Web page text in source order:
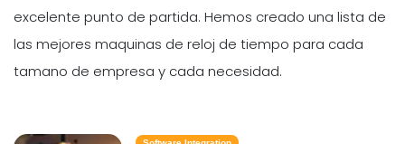
excelente punto de partida. Hemos creado una lista de
las mejores maquinas de reloj de tiempo para cada
tamano de empresa y cada necesidad.